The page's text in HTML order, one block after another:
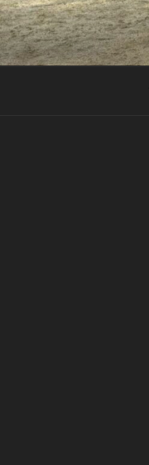
コ
ン
テ
ン